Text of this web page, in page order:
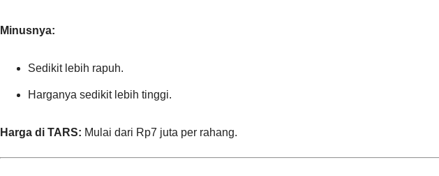
Minusnya:
Sedikit lebih rapuh.
Harganya sedikit lebih tinggi.
Harga di TARS: Mulai dari Rp7 juta per rahang.